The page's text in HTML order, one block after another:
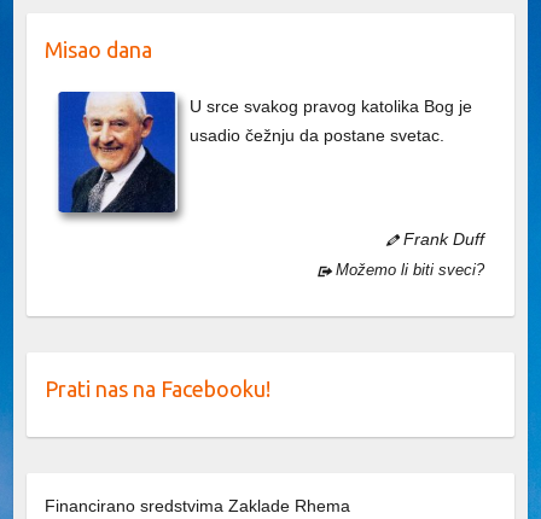
Misao dana
U srce svakog pravog katolika Bog je
usadio čežnju da postane svetac.
Frank Duff
Možemo li biti sveci?
Prati nas na Facebooku!
Financirano sredstvima Zaklade Rhema